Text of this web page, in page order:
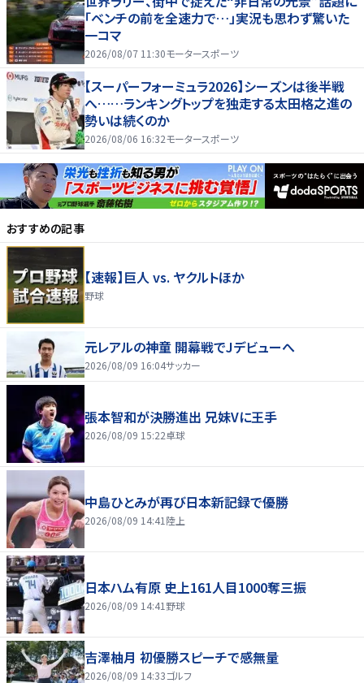
「ベンチの前を全速力で…」実況も思わず驚いた
一コマ
2026/08/07 11:30モータースポーツ
【スーパーフォーミュラ2026】シーズンは後半戦
へ……ランキングトップを独走する太田格之進の
勢いは続くのか
2026/08/06 16:32モータースポーツ
おすすめの記事
【速報】巨人 vs. ヤクルトほか
野球
元レアルの神童 開幕戦でJデビューへ
2026/08/09 16:04サッカー
張本智和が決勝進出 兄妹Vに王手
2026/08/09 15:22卓球
中島ひとみが再び日本新記録で優勝
2026/08/09 14:41 陸上
日本ハム有原 史上161人目1000奪三振
2026/08/09 14:41 野球
吉澤柚月 初優勝スピーチで感無量
2026/08/09 14:33ゴルフ